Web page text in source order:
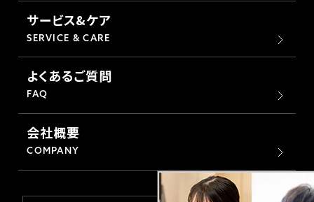
サービス&ケア
SERVICE & CARE
よくあるご質問
FAQ
会社概要
COMPANY